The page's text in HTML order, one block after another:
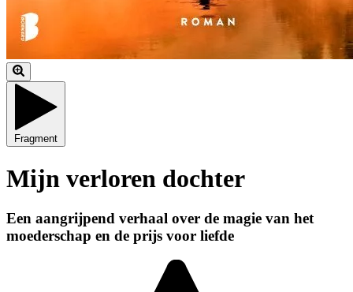
Fragment
Mijn verloren dochter
Een aangrijpend verhaal over de magie van het
moederschap en de prijs voor liefde